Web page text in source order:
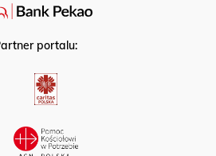
Partner portalu: